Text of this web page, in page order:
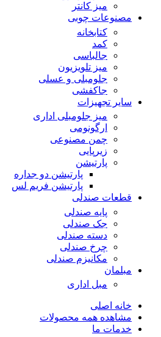
میز کانتر
مصنوعات چوبی
کتابخانه
کمد
جالباسی
میز تلویزیون
جلومبلی و عسلی
جاکفشی
سایر تجهیزات
میز جلومبلی اداری
ارگونومی
چمن مصنوعی
زیرپایی
پارتیشن
پارتیشن دو جداره
پارتیشن فریم لس
قطعات صندلی
پایه صندلی
جک صندلی
دسته صندلی
چرخ صندلی
مکانیزم صندلی
مبلمان
مبل اداری
خانه اصلی
مشاهده همه محصولات
خدمات ما